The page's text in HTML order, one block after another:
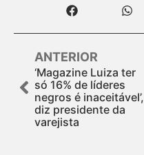
ANTERIOR
‘Magazine Luiza ter
só 16% de líderes
negros é inaceitável’,
diz presidente da
varejista